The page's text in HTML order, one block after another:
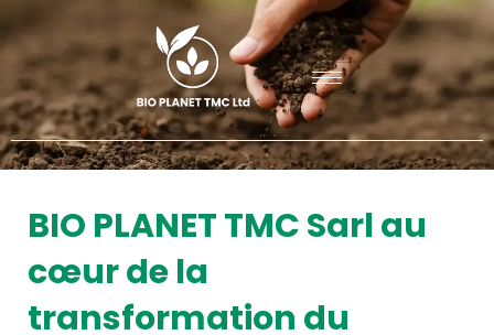
au
contenu
BIO PLANET TMC Sarl au
cœur de la
transformation du